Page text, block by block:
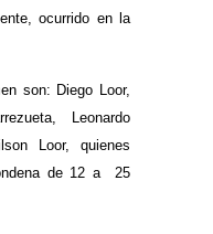
ocurrido en la
son: Diego Loor,
Leonardo
Loor, quienes
de 12 a 25